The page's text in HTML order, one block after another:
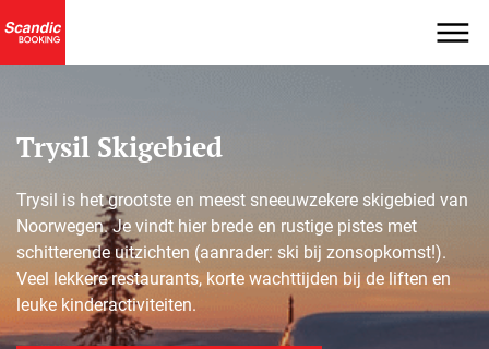
Trysil Skigebied
Trysil is het grootste en meest sneeuwzekere skigebied van
Noorwegen. Je vindt hier brede en rustige pistes met
schitterende uitzichten (aanrader: ski bij zonsopkomst!).
Veel lekkere restaurants, korte wachttijden bij de liften en
leuke kinderactiviteiten.